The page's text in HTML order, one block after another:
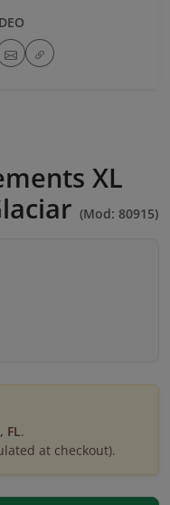
XL
(Mod: 80915)
FL.
at checkout).